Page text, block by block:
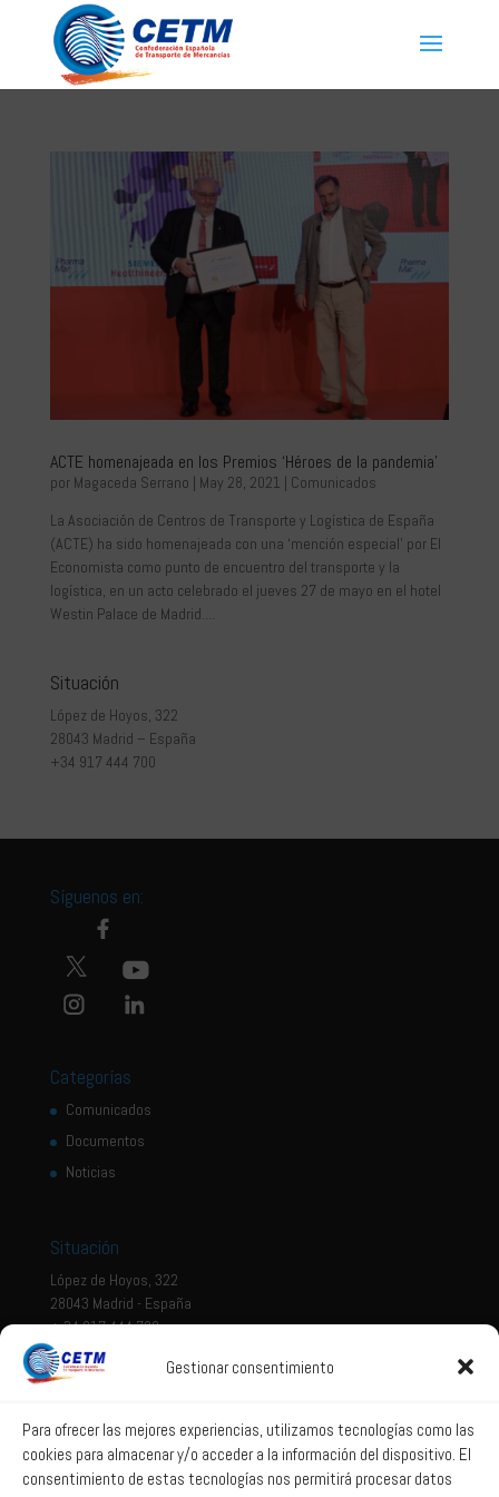
Gestionar consentimiento
Para ofrecer las mejores experiencias, utilizamos tecnologías como las
cookies para almacenar y/o acceder a la información del dispositivo. El
consentimiento de estas tecnologías nos permitirá procesar datos
ACTE homenajeada en los Premios ‘Héroes de la pandemia’
por Magaceda Serrano | May 28, 2021 | Comunicados
La Asociación de Centros de Transporte y Logística de España
(ACTE) ha sido homenajeada con una ‘mención especial’ por El
Economista como punto de encuentro del transporte y la
logística, en un acto celebrado el jueves 27 de mayo en el hotel
Westin Palace de Madrid....
Situación
López de Hoyos, 322
28043 Madrid – España
+34 917 444 700
Síguenos en:
Categorías
Comunicados
Documentos
Noticias
Situación
López de Hoyos, 322
28043 Madrid - España
+ 34 917 444 700
Aviso legal
Política de privacidad
Política de Sistema Interno de Información